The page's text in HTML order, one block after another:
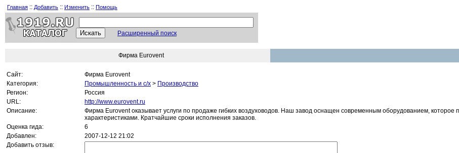
Главная :: Добавить :: Изменить :: Помощь
Расширенный поиск
Фирма Eurovent
Сайт:
Фирма Eurovent
Категория:
Промышленность и c/х > Производство
Регион:
Россия
URL:
http://www.eurovent.ru
Описание:
Фирма Eurovent оказывает услуги по продаже гибких воздуховодов. Наш завод оснащен современным оборудованием, которое
характеристиками. Кратчайшие сроки исполнения заказов.
Оценка гида:
6
Добавлен:
2007-12-12 21:02
Добавить отзыв: